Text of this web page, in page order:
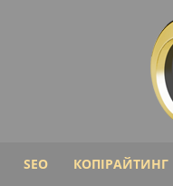
SEO КОПІРАЙТИНГ